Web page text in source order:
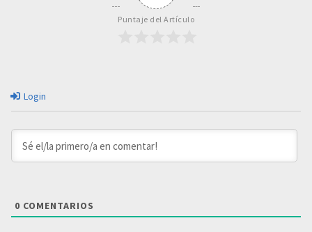
Puntaje del Artículo
Login
0 COMENTARIOS